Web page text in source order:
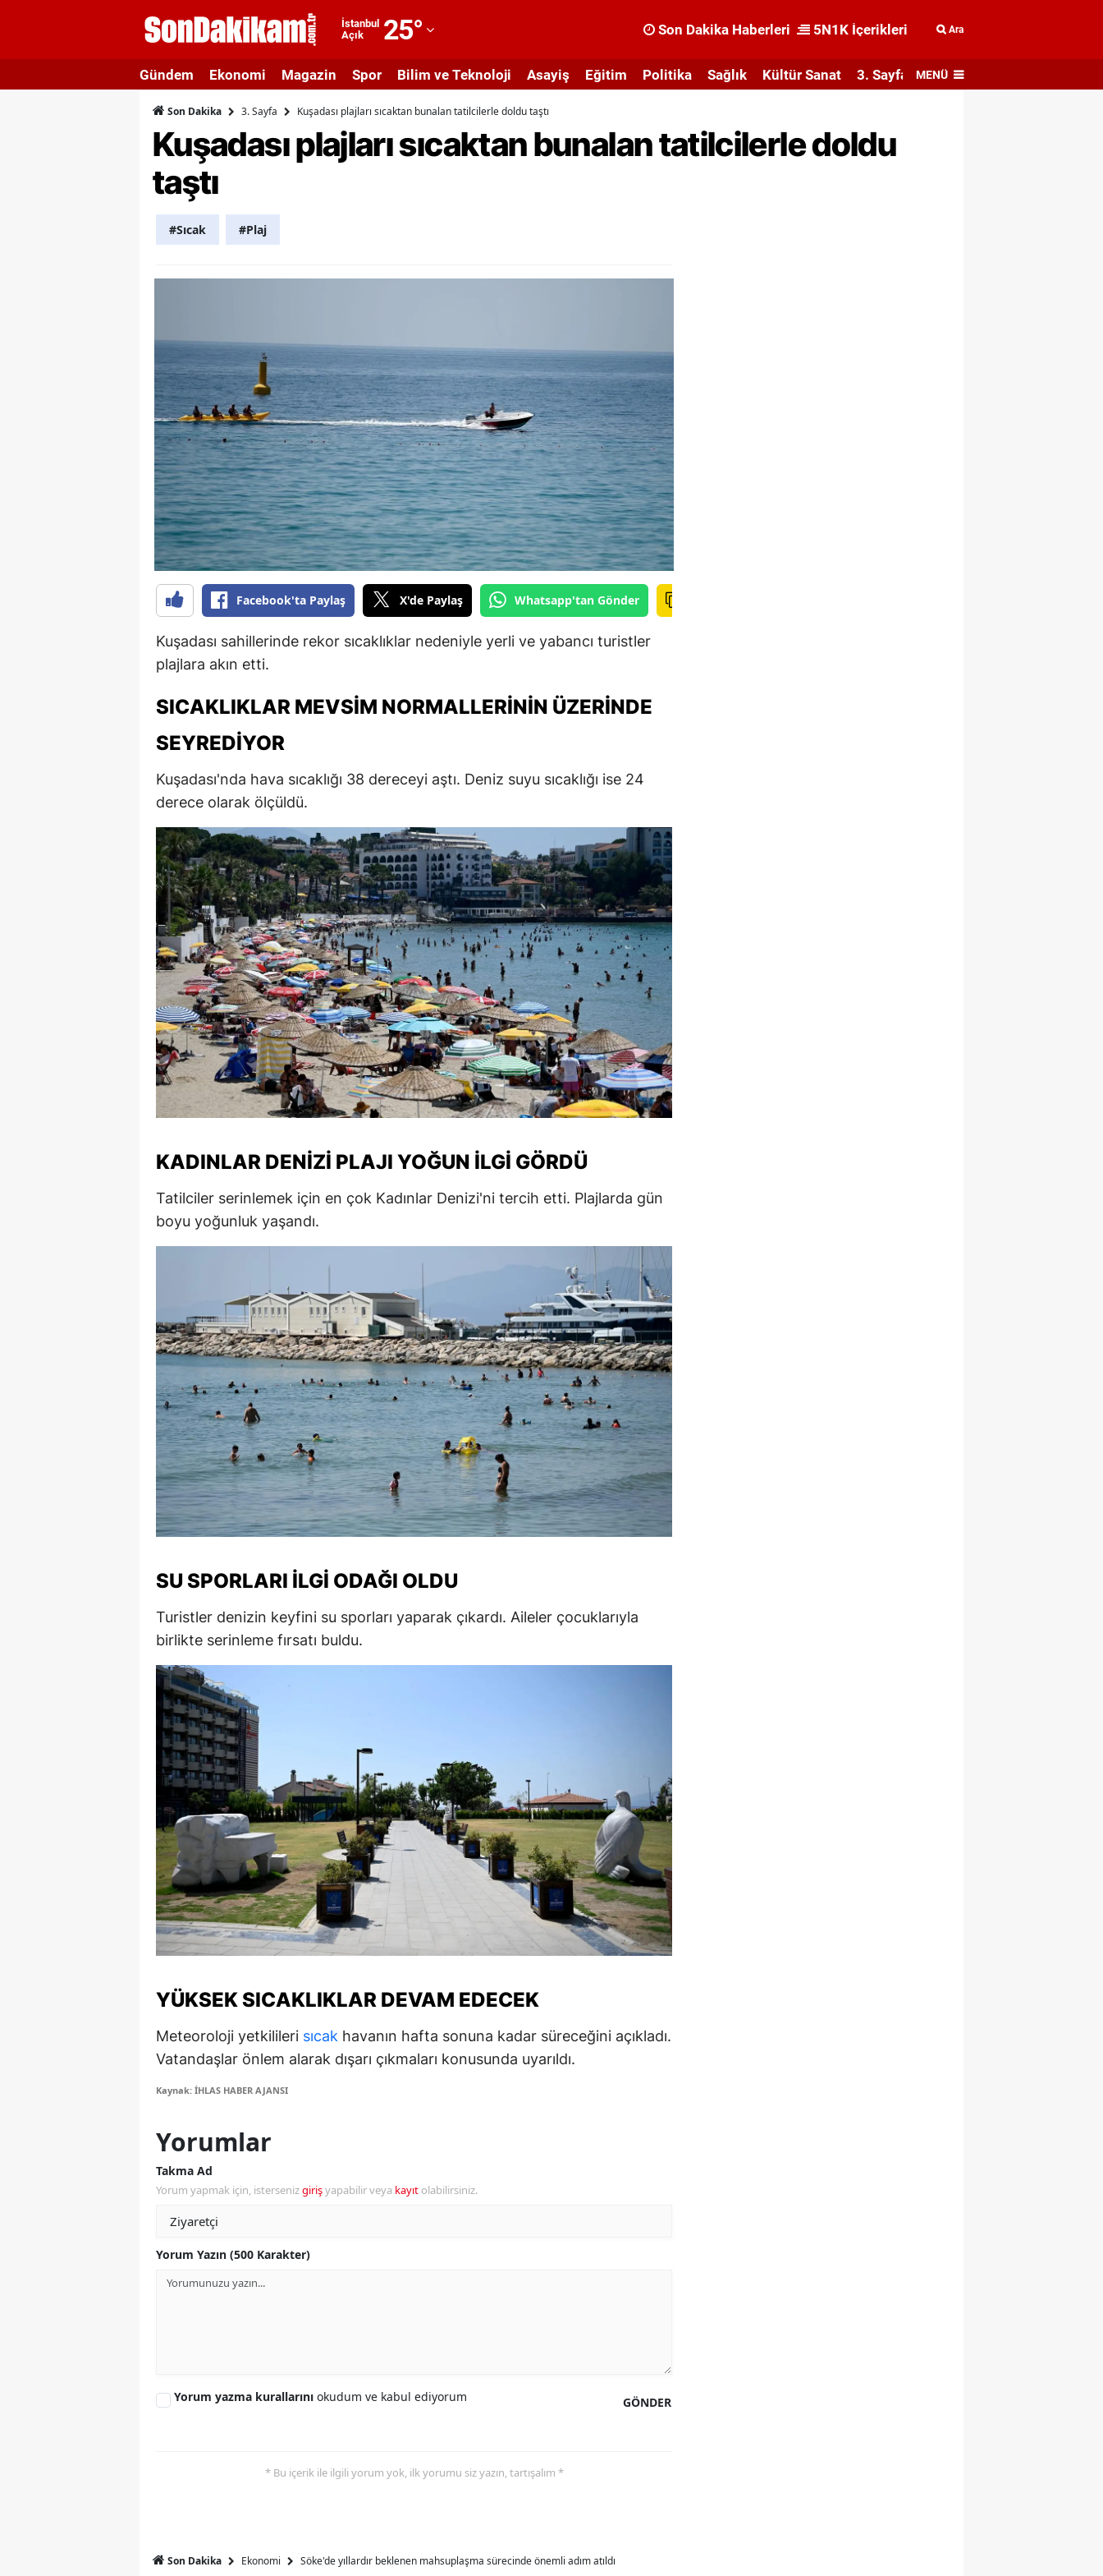
İstanbul
Açık
25°
Adıyaman
Afyonkarahisar
Ağrı
Balıkesir
Bilecik
Bingöl
Bitlis
Bolu
Burdur
Bursa
Çanakkale
Çankırı
Elazığ
Erzincan
Erzurum
Eskişehir
Gaziantep
Giresun
Gümüşhane
Hakkari
Hatay
Isparta
İstanbul
İzmir
Kayseri
Kırklareli
Kırşehir
Kocaeli
Konya
Kütahya
Malatya
Manisa
Muş
Rize
Sakarya
Samsun
Sinop
Tekirdağ
Tokat
Trabzon
Kırıkkale
Şırnak
Son Dakika Haberleri 5N1K İçerikleri Ara
Gündem Ekonomi Magazin Spor Bilim ve Teknoloji Asayiş Eğitim Politika Sağlık Kültür Sanat 3. Sayfa MENÜ
Son Dakika 3. Sayfa Kuşadası plajları sıcaktan bunalan tatilcilerle doldu taştı
Kuşadası plajları sıcaktan bunalan tatilcilerle doldu
taştı
#Sıcak #Plaj
Facebook'ta Paylaş X'de Paylaş Whatsapp'tan Gönder
Kuşadası sahillerinde rekor sıcaklıklar nedeniyle yerli ve yabancı turistler
plajlara akın etti.
SICAKLIKLAR MEVSIM NORMALLERININ ÜZERINDE
SEYREDIYOR
Kuşadası'nda hava sıcaklığı 38 dereceyi aştı. Deniz suyu sıcaklığı ise 24
derece olarak ölçüldü.
KADINLAR DENIZI PLAJI YOĞUN İLGI GÖRDÜ
Tatilciler serinlemek için en çok Kadınlar Denizi'ni tercih etti. Plajlarda gün
boyu yoğunluk yaşandı.
SU SPORLARI İLGI ODAĞI OLDU
Turistler denizin keyfini su sporları yaparak çıkardı. Aileler çocuklarıyla
birlikte serinleme fırsatı buldu.
YÜKSEK SICAKLIKLAR DEVAM EDECEK
Meteoroloji yetkilileri sıcak havanın hafta sonuna kadar süreceğini açıkladı.
Vatandaşlar önlem alarak dışarı çıkmaları konusunda uyarıldı.
Kaynak: İHLAS HABER AJANSI
Yorumlar
Takma Ad
Yorum yapmak için, istersenizgirişyapabilir veya kayıt olabilirsiniz.
Yorum Yazın (500 Karakter)
GÖNDER
Yorum yazma kurallarını okudum ve kabul ediyorum
* Bu içerik ile ilgili yorum yok, ilk yorumu siz yazın, tartışalım *
Son Dakika Ekonomi Söke'de yıllardır beklenen mahsuplaşma sürecinde önemli adım atıldı